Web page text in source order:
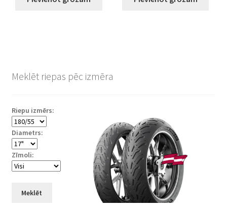
Meklēt riepas pēc izmēra
Riepu izmērs:
Diametrs:
Zīmoli:
Meklēt